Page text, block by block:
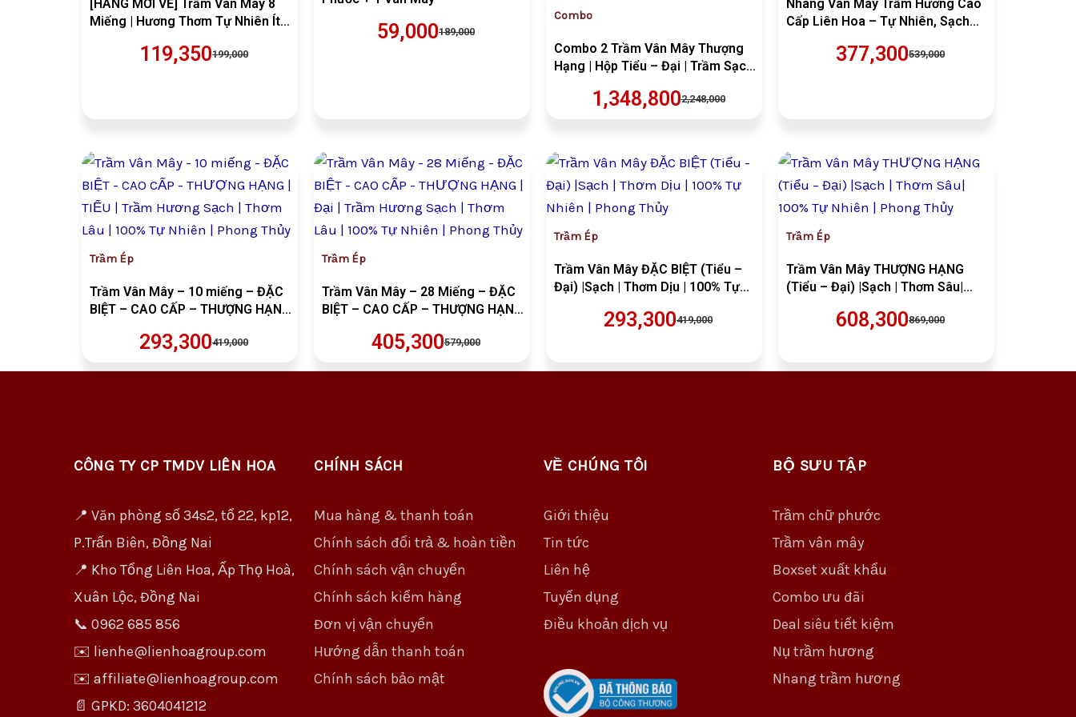
[HÀNG MỚI VỀ] Trầm Vân Mây 8
Miếng | Hương Thơm Tự Nhiên Ít
199,000
119,350
189,000
59,000
Combo
Combo 2 Trầm Vân Mây Thượng
Hạng | Hộp Tiểu – Đại | Trầm Sạch |
Định | Trà Đạo | Thưởng Trầm
2,248,000
1,348,800
Nhang Vân Mây Trầm Hương Cao
Cấp Liên Hoa – Tự Nhiên, Sạch
539,000
377,300
Trầm Ép
Trầm Vân Mây – 10 miếng – ĐẶC
BIỆT – CAO CẤP – THƯỢNG HẠNG |
Lâu | 100% Tự Nhiên | Phong Thủy
419,000
Giá
gốc
VND419,000.
293,300
Giá
hiện
là:
VND293,300.
Trầm Ép
Trầm Vân Mây – 28 Miếng – ĐẶC
BIỆT – CAO CẤP – THƯỢNG HẠNG |
| 100% Tự Nhiên | Phong Thủy
579,000
Giá
gốc
VND579,000.
405,300
Giá
hiện
là:
VND405,300.
Trầm Ép
Trầm Vân Mây ĐẶC BIỆT (Tiểu –
Đại) |Sạch | Thơm Dịu | 100% Tự
419,000
Giá
gốc
là:
VND419,000.
293,300
Giá
hiện
tại
là:
Trầm Ép
Trầm Vân Mây THƯỢNG HẠNG
(Tiểu – Đại) |Sạch | Thơm Sâu|
869,000
Giá
gốc
là:
VND869,000.
608,300
Giá
hiện
tại
là:
CÔNG TY CP TMDV LIÊN HOA
📍 Văn phòng số 34s2, tổ 22, kp12,
P.Trấn Biên, Đồng Nai
📍 Kho Tổng Liên Hoa, Ấp Thọ Hoà,
Xuân Lộc, Đồng Nai
📞 0962 685 856
✉️ lienhe@lienhoagroup.com
✉️ affiliate@lienhoagroup.com
📄 GPKD: 3604041212
CHÍNH SÁCH
Mua hàng & thanh toán
Chính sách đổi trả & hoàn tiền
Chính sách vận chuyển
Chính sách kiểm hàng
Đơn vị vận chuyển
Hướng dẫn thanh toán
Chính sách bảo mật
VỀ CHÚNG TÔI
Giới thiệu
Tin tức
Liên hệ
Tuyển dụng
Điều khoản dịch vụ
BỘ SƯU TẬP
Trầm chữ phước
Trầm vân mây
Boxset xuất khẩu
Combo ưu đãi
Deal siêu tiết kiệm
Nụ trầm hương
Nhang trầm hương